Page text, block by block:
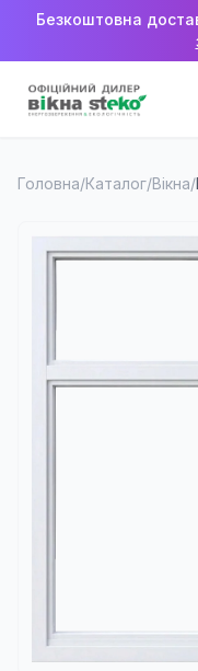
Безкоштовна
Головна/Каталог/Вікна/